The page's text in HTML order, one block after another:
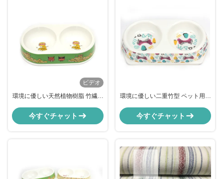
ビデオ
環境に優しい天然植物樹脂 竹繊維
今すぐチャット
環境に優しい二重竹型 ペット用ポ
今すぐチャット